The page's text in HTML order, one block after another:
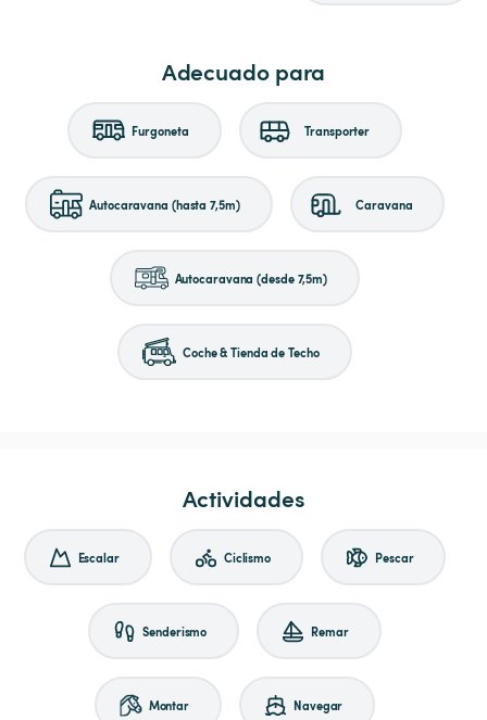
Adecuado para
Furgoneta Transporter
Autocaravana (hasta 7,5m) Caravana
Autocaravana (desde 7,5m)
Coche & Tienda de Techo
Actividades
Escalar Ciclismo Pescar
Senderismo Remar
Montar Navegar